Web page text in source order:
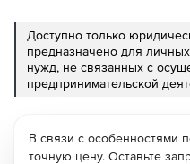
Доступно только
предназначено для
нужд, не связанных с
предпринимательской
В связи с особенностями
точную цену. Оставьте